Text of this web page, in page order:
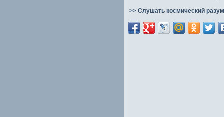
>> Слушать космический